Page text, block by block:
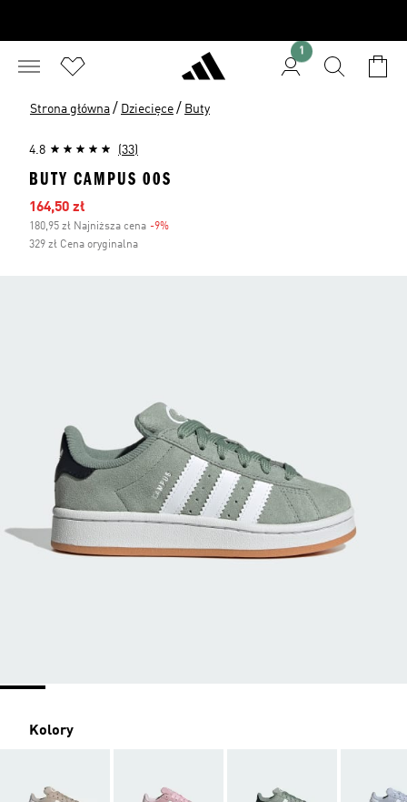
1
Strona główna / Dziecięce / Buty
4.8 (33)
BUTY CAMPUS 00S
Ceny na wyprzedaży
164,50 zł
180,95 zł Najniższa cena -9%
329 zł Cena oryginalna
Kolory